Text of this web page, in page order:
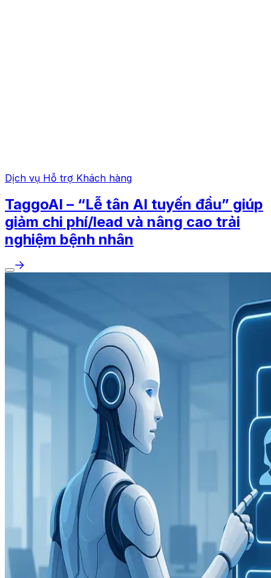
Dịch vụ Hỗ trợ Khách hàng
TaggoAI – “Lễ tân AI tuyến đầu” giúp
giảm chi phí/lead và nâng cao trải
nghiệm bệnh nhân